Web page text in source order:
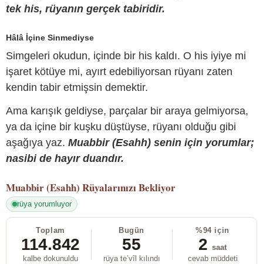
tek his, rüyanın gerçek tabiridir.
Hâlâ İçine Sinmediyse
Simgeleri okudun, içinde bir his kaldı. O his iyiye mi
işaret kötüye mi, ayırt edebiliyorsan rüyanı zaten
kendin tabir etmişsin demektir.
Ama karışık geldiyse, parçalar bir araya gelmiyorsa,
ya da içine bir kuşku düştüyse, rüyanı olduğu gibi
aşağıya yaz. Muabbir (Esahh) senin için yorumlar;
nasibi de hayır duandır.
Muabbir (Esahh) Rüyalarınızı Bekliyor
rüya yorumluyor
Toplam
114.842
kalbe dokunuldu
Bugün
55
rüya te’vîl kılındı
%94 için
2 saat
cevab müddeti